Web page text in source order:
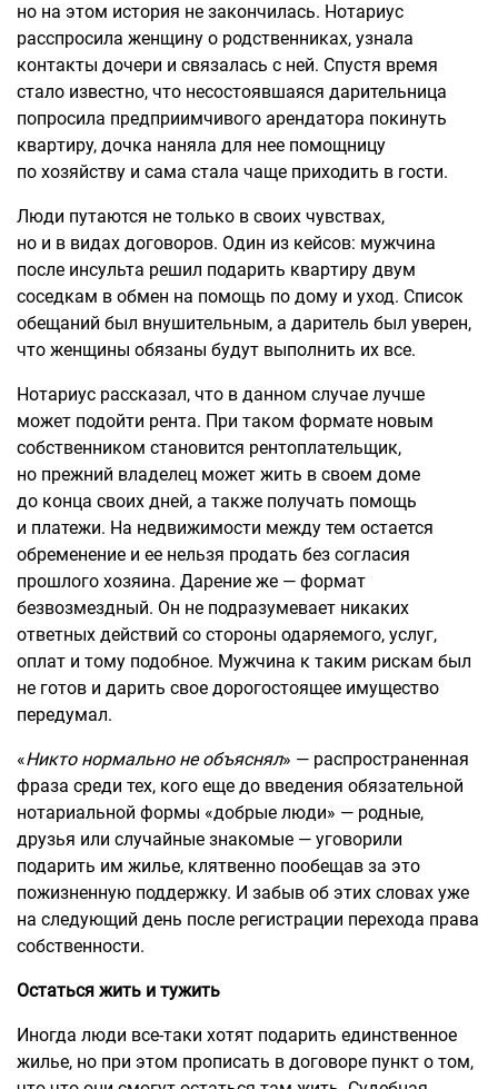
но на этом история не закончилась. Нотариус
расспросила женщину о родственниках, узнала
контакты дочери и связалась с ней. Спустя время
стало известно, что несостоявшаяся дарительница
попросила предприимчивого арендатора покинуть
квартиру, дочка наняла для нее помощницу
по хозяйству и сама стала чаще приходить в гости.
Люди путаются не только в своих чувствах,
но и в видах договоров. Один из кейсов: мужчина
после инсульта решил подарить квартиру двум
соседкам в обмен на помощь по дому и уход. Список
обещаний был внушительным, а даритель был уверен,
что женщины обязаны будут выполнить их все.
Нотариус рассказал, что в данном случае лучше
может подойти рента. При таком формате новым
собственником становится рентоплательщик,
но прежний владелец может жить в своем доме
до конца своих дней, а также получать помощь
и платежи. На недвижимости между тем остается
обременение и ее нельзя продать без согласия
прошлого хозяина. Дарение же — формат
безвозмездный. Он не подразумевает никаких
ответных действий со стороны одаряемого, услуг,
оплат и тому подобное. Мужчина к таким рискам был
не готов и дарить свое дорогостоящее имущество
передумал.
«Никто нормально не объяснял» — распространенная
фраза среди тех, кого еще до введения обязательной
нотариальной формы «добрые люди» — родные,
друзья или случайные знакомые — уговорили
подарить им жилье, клятвенно пообещав за это
пожизненную поддержку. И забыв об этих словах уже
на следующий день после регистрации перехода права
собственности.
Остаться жить и тужить
Иногда люди все-таки хотят подарить единственное
жилье, но при этом прописать в договоре пункт о том,